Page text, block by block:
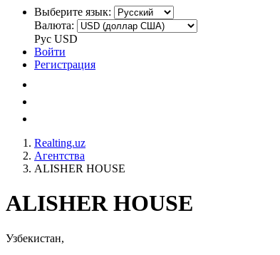
Выберите язык:
Валюта:
Рус USD
Войти
Регистрация
Realting.uz
Агентства
ALISHER HOUSE
ALISHER HOUSE
Узбекистан,